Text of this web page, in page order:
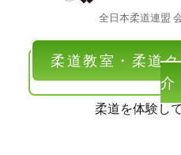
全日本柔道連盟
柔道教室・柔道
介
柔道を体験し